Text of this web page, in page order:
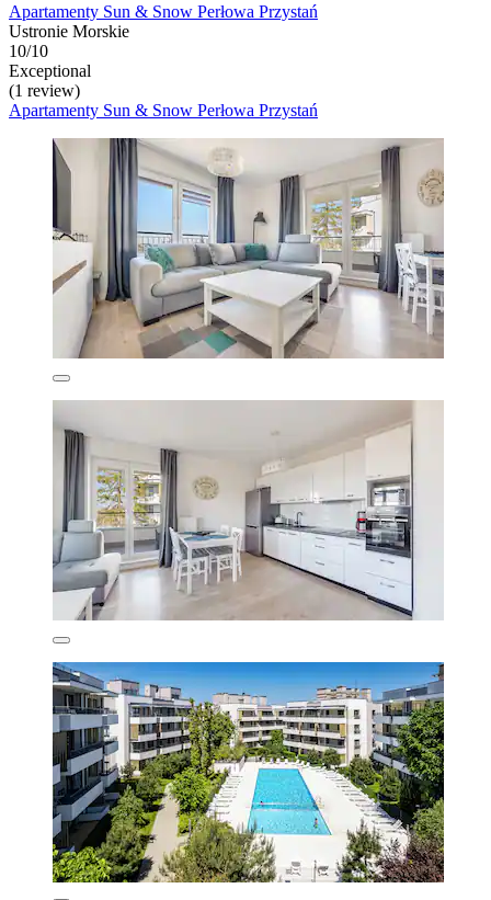
Apartamenty Sun & Snow Perłowa Przystań
Ustronie Morskie
10/10
Exceptional
(1 review)
Apartamenty Sun & Snow Perłowa Przystań